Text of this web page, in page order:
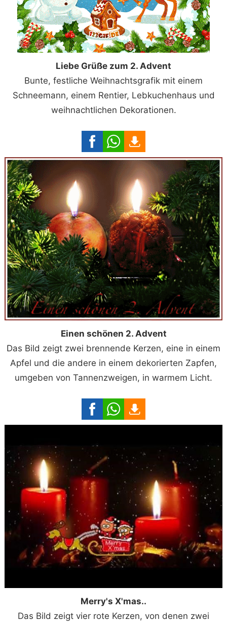
Liebe Grüße zum 2. Advent
Bunte, festliche Weihnachtsgrafik mit einem
Schneemann, einem Rentier, Lebkuchenhaus und
weihnachtlichen Dekorationen.
Einen schönen 2. Advent
Das Bild zeigt zwei brennende Kerzen, eine in einem
Apfel und die andere in einem dekorierten Zapfen,
umgeben von Tannenzweigen, in warmem Licht.
Merry's X'mas..
Das Bild zeigt vier rote Kerzen, von denen zwei